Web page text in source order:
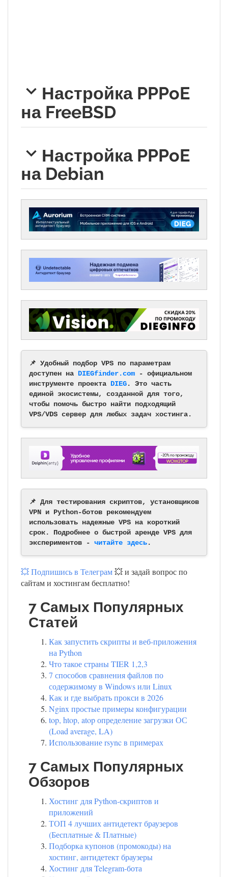
Настройка PPPoE
на FreeBSD
Настройка PPPoE
на Debian
📌 Удобный подбор VPS по параметрам
доступен на DIEGfinder.com - официальном
инструменте проекта DIEG. Это часть
единой экосистемы, созданной для того,
чтобы помочь быстро найти подходящий
VPS/VDS сервер для любых задач хостинга.
📌 Для тестирования скриптов, установщиков
VPN и Python-ботов рекомендуем
использовать надежные VPS на короткий
срок. Подробнее о быстрой аренде VPS для
экспериментов - читайте здесь.
💥 Подпишись в Телеграм💥 и задай вопрос по
сайтам и хостингам бесплатно!
7 Самых Популярных
Статей
Как запустить скрипты и веб-приложения
на Python
Что такое страны TIER 1,2,3
7 способов сравнения файлов по
содержимому в Windows или Linux
Как и где выбрать прокси в 2026
Nginx простые примеры конфигурации
top, htop, atop определение загрузки ОС
(Load average, LA)
Использование rsync в примерах
7 Самых Популярных
Обзоров
Хостинг для Python-скриптов и
приложений
ТОП 4 лучших антидетект браузеров
(Бесплатные & Платные)
Подборка купонов (промокоды) на
хостинг, антидетект браузеры
Хостинг для Telegram-бота